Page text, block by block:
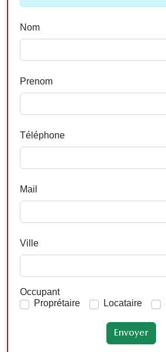
Nom
Prenom
Téléphone
Mail
Ville
Occupant
Proprétaire
Locataire